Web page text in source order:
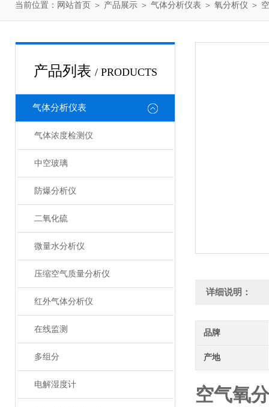
当前位置： 网站首页 ＞ 产品展示 ＞ 气体分析仪表 ＞ 氧分析仪 ＞
产品列表 / PRODUCTS
气体分析仪表
气体浓度检测仪
中空玻璃
防爆分析仪
二氧化硫
微量水分析仪
压缩空气质量分析仪
红外气体分析仪
在线监测
多组分
电解湿度计
详细说明：
品牌
产地
空气氧